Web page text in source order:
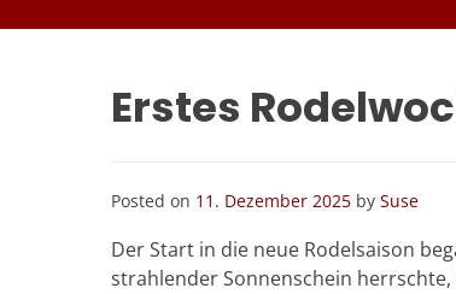
Erstes
Posted on 11. Dezember 2025 by Suse
Der Start in die neue Rodelsaison
strahlender Sonnenschein